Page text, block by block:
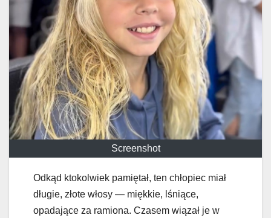
Screenshot
Odkąd ktokolwiek pamiętał, ten chłopiec miał
długie, złote włosy — miękkie, lśniące,
opadające za ramiona. Czasem wiązał je w